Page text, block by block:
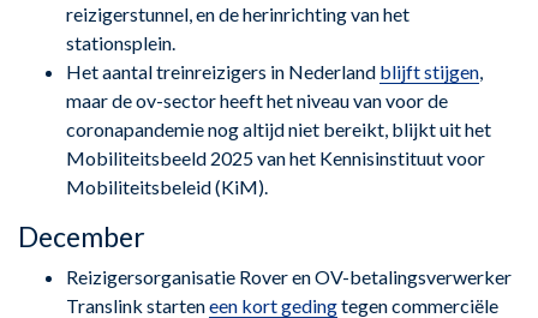
reizigerstunnel, en de herinrichting van het
stationsplein.
Het aantal treinreizigers in Nederland blijft stijgen
maar de ov-sector heeft het niveau van voor de
coronapandemie nog altijd niet bereikt, blijkt uit het
Mobiliteitsbeeld 2025 van het Kennisinstituut voor
Mobiliteitsbeleid (KiM).
December
Reizigersorganisatie Rover en OV-betalingsverwerker
Translink starteneen kort gedingtegen commerciële